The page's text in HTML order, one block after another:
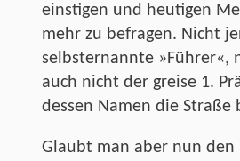
einstigen und heutigen
mehr zu befragen. Nicht
selbsternannte »Führer«,
auch nicht der greise 1.
dessen Namen die Straße
Glaubt man aber nun den